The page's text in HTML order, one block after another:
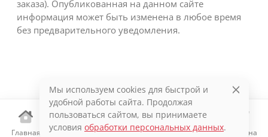
Главная Каталог Избранное Корзина
заказа). Опубликованная на данном сайте
информация может быть изменена в любое время
без предварительного уведомления.
Мы используем cookies для быстрой и
удобной работы сайта. Продолжая
пользоваться сайтом, вы принимаете
условия обработки персональных данных.